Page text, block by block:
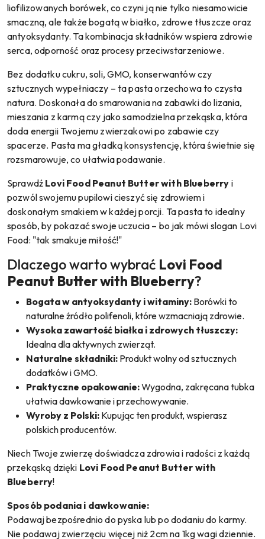
liofilizowanych borówek, co czyni ją nie tylko niesamowicie
smaczną, ale także bogatą w białko, zdrowe tłuszcze oraz
antyoksydanty. Ta kombinacja składników wspiera zdrowie
serca, odporność oraz procesy przeciwstarzeniowe.
Bez dodatku cukru, soli, GMO, konserwantów czy
sztucznych wypełniaczy – ta pasta orzechowa to czysta
natura. Doskonała do smarowania na zabawki do lizania,
mieszania z karmą czy jako samodzielna przekąska, która
doda energii Twojemu zwierzakowi po zabawie czy
spacerze. Pasta ma gładką konsystencję, która świetnie się
rozsmarowuje, co ułatwia podawanie.
Sprawdź Lovi Food Peanut Butter with Blueberry i
pozwól swojemu pupilowi cieszyć się zdrowiem i
doskonałym smakiem w każdej porcji. Ta pasta to idealny
sposób, by pokazać swoje uczucia – bo jak mówi slogan Lovi
Food: "tak smakuje miłość!"
Dlaczego warto wybrać Lovi Food
Peanut Butter with Blueberry?
Bogata w antyoksydanty i witaminy: Borówki to
naturalne źródło polifenoli, które wzmacniają zdrowie.
Wysoka zawartość białka i zdrowych tłuszczy:
Idealna dla aktywnych zwierząt.
Naturalne składniki: Produkt wolny od sztucznych
dodatków i GMO.
Praktyczne opakowanie:Wygodna, zakręcana tubka
ułatwia dawkowanie i przechowywanie.
Wyroby z Polski: Kupując ten produkt, wspierasz
polskich producentów.
Niech Twoje zwierzę doświadcza zdrowia i radości z każdą
przekąską dzięki Lovi Food Peanut Butter with
Blueberry!
Sposób podania i dawkowanie:
Podawaj bezpośrednio do pyska lub po dodaniu do karmy.
Nie podawaj zwierzęciu więcej niż 2cm na 1kg wagi dziennie.